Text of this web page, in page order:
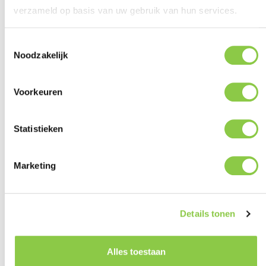
verzameld op basis van uw gebruik van hun services.
Noodzakelijk
Voorkeuren
Statistieken
Marketing
Details tonen
Alles toestaan
Prijzen excl. BTW